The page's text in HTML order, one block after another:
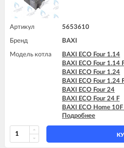
Артикул 5653610
Бренд BAXI
Модель котла
BAXI ECO Four 1.14
BAXI ECO Four 1.14
BAXI ECO Four 1.24
BAXI ECO Four 1.24
BAXI ECO Four 24
BAXI ECO Four 24 F
BAXI ECO Home
BAXI ECO Home
BAXI ECO Home
BAXI ECO Home
BAXI ECO Home
Подробнее